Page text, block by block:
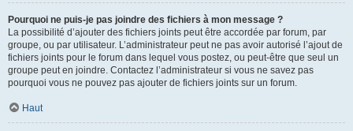
Pourquoi ne puis-je pas joindre des fichiers à mon message ?
La possibilité d’ajouter des fichiers joints peut être accordée par forum, par
groupe, ou par utilisateur. L’administrateur peut ne pas avoir autorisé l’ajout de
fichiers joints pour le forum dans lequel vous postez, ou peut-être que seul un
groupe peut en joindre. Contactez l’administrateur si vous ne savez pas
pourquoi vous ne pouvez pas ajouter de fichiers joints sur un forum.
Haut